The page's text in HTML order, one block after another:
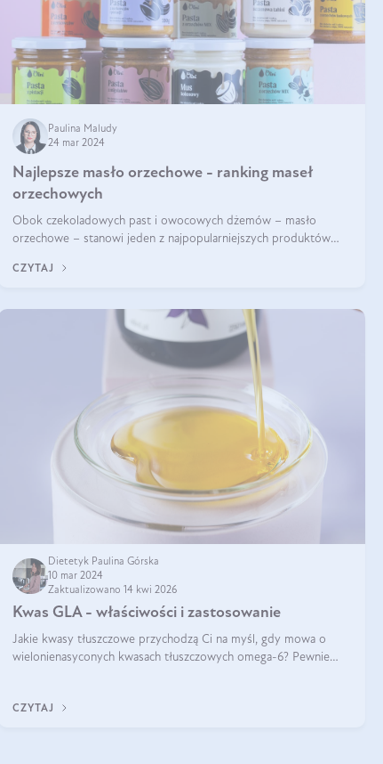
Paulina Maludy
24 mar 2024
Najlepsze masło orzechowe - ranking maseł
orzechowych
Obok czekoladowych past i owocowych dżemów – masło
orzechowe – stanowi jeden z najpopularniejszych produktów
naturalne to skarbnica protein ora
CZYTAJ
Dietetyk Paulina Górska
10 mar 2024
Zaktualizowano 14 kwi 2026
Kwas GLA - właściwości i zastosowanie
Jakie kwasy tłuszczowe przychodzą Ci na myśl, gdy mowa o
wielonienasyconych kwasach tłuszczowych omega-6? Pewnie
CZYTAJ